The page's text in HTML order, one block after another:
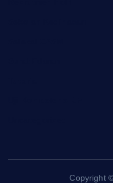
Copyright